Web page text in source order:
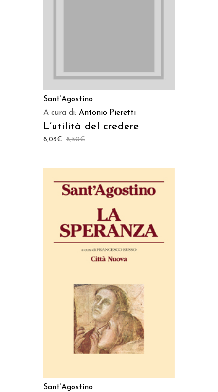
Sant’Agostino
A cura di: Antonio Pieretti
L’utilità del credere
8,50€
8,08€
Sant’Agostino